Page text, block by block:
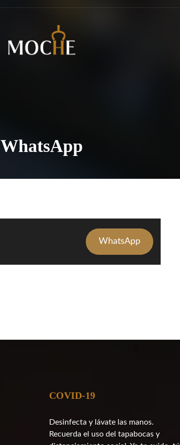
WhatsApp
WhatsApp
COVID-19
Desinfecta y lávate las manos.
Recuerda el uso del tapabocas y